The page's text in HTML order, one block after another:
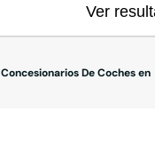
Concesionarios De Coches en